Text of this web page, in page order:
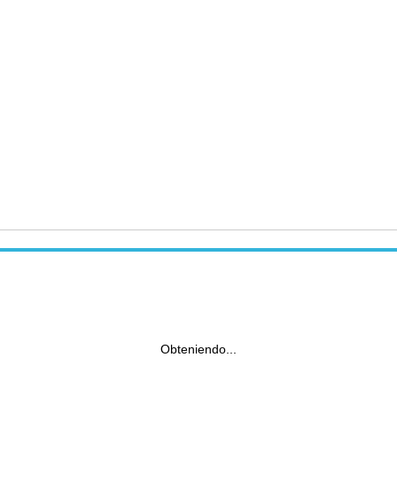
Obteniendo...